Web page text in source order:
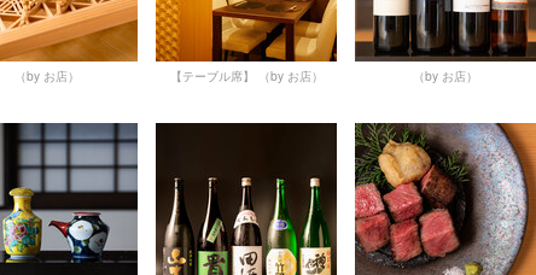
（by お店） 【テーブル席】 （by お店） （by お店）